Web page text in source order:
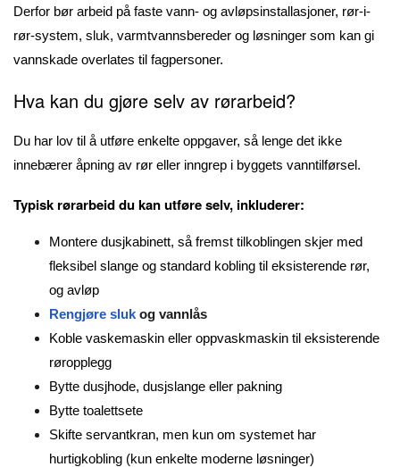
Derfor bør arbeid på faste vann- og avløpsinstallasjoner, rør-i-
rør-system, sluk, varmtvannsbereder og løsninger som kan gi
vannskade overlates til fagpersoner.
Hva kan du gjøre selv av rørarbeid?
Du har lov til å utføre enkelte oppgaver, så lenge det ikke
innebærer åpning av rør eller inngrep i byggets vanntilførsel.
Typisk rørarbeid du kan utføre selv, inkluderer:
Montere dusjkabinett, så fremst tilkoblingen skjer med
fleksibel slange og standard kobling til eksisterende rør,
og avløp
Rengjøre sluk og vannlås
Koble vaskemaskin eller oppvaskmaskin til eksisterende
røropplegg
Bytte dusjhode, dusjslange eller pakning
Bytte toalettsete
Skifte servantkran, men kun om systemet har
hurtigkobling (kun enkelte moderne løsninger)